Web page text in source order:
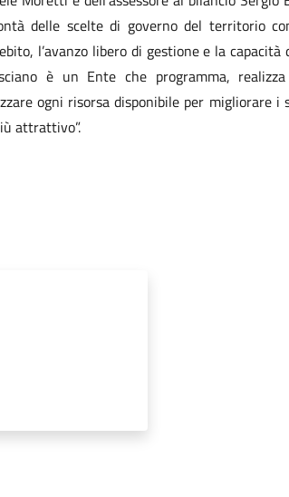
delle scelte di governo del territorio
l’avanzo libero di gestione e la
è un Ente che programma,
ogni risorsa disponibile per migliorare i
attrattivo”.